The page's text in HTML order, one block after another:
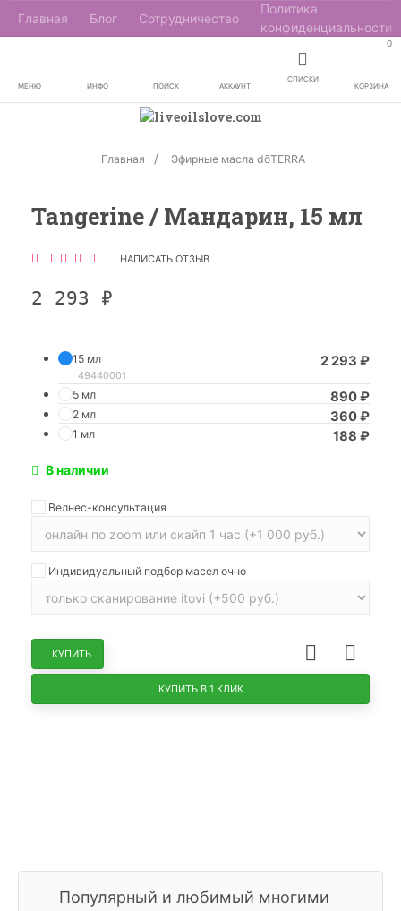
Главная Блог Сотрудничество
Политика
конфиденциальности
МЕНЮ ИНФО ПОИСК АККАУНТ
СПИСКИ
0
КОРЗИНА
Главная Эфирные масла dōTERRA
Tangerine / Мандарин, 15 мл
НАПИСАТЬ ОТЗЫВ
2 293 ₽
2 293 ₽
15 мл
49440001
890₽
5 мл
360₽
2 мл
188 ₽
1 мл
В наличии
Велнес-консультация
Индивидуальный подбор масел очно
КУПИТЬ
КУПИТЬ В 1 КЛИК
Популярный и любимый многими